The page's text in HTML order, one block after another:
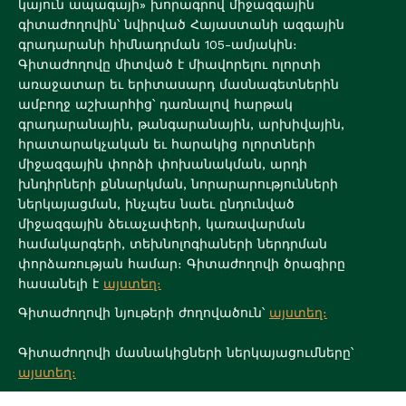
կայուն ապագայի» խորագրով միջազգային
գիտաժողովին՝ նվիրված Հայաստանի ազգային
գրադարանի հիմնադրման 105-ամյակին։
Գիտաժողովը միտված է միավորելու ոլորտի
առաջատար եւ երիտասարդ մասնագետներին
ամբողջ աշխարհից՝ դառնալով հարթակ
գրադարանային, թանգարանային, արխիվային,
հրատարակչական եւ հարակից ոլորտների
միջազգային փորձի փոխանակման, արդի
խնդիրների քննարկման, նորարարությունների
ներկայացման, ինչպես նաեւ ընդունված
միջազգային ձեւաչափերի, կառավարման
համակարգերի, տեխնոլոգիաների ներդրման
փորձառության համար։ Գիտաժողովի ծրագիրը
հասանելի է այստեղ։
Գիտաժողովի նյութերի ժողովածուն՝ այստեղ։
Գիտաժողովի մասնակիցների ներկայացումները՝
այստեղ։